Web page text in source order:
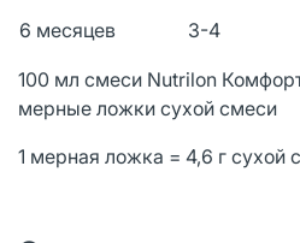
6 месяцев 3-4
100 мл смеси Nutrilon
мерные ложки сухой смеси
1 мерная ложка = 4,6 г сухой